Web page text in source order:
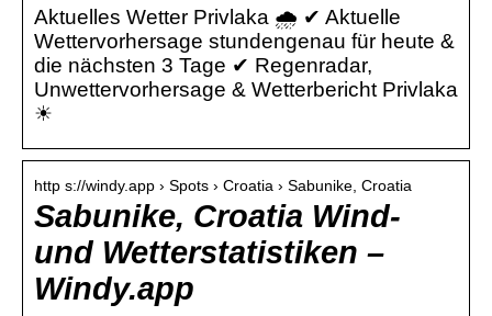
Aktuelles Wetter Privlaka 🌧️ ✔ Aktuelle
Wettervorhersage stundengenau für heute &
die nächsten 3 Tage ✔ Regenradar,
Unwettervorhersage & Wetterbericht Privlaka
☀
http s://windy.app › Spots › Croatia › Sabunike, Croatia
Sabunike, Croatia Wind-
und Wetterstatistiken –
Windy.app